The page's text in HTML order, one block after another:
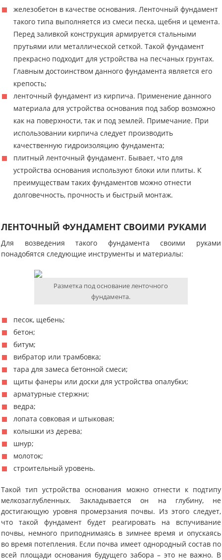
железобетон в качестве основания. Ленточный фундамент
такого типа выполняется из смеси песка, щебня и цемента.
Перед заливкой конструкция армируется стальными
прутьями или металлической сеткой. Такой фундамент
прекрасно подходит для устройства на песчаных грунтах.
Главным достоинством данного фундамента является его
крепость;
ленточный фундамент из кирпича. Применение данного
материала для устройства основания под забор возможно
как на поверхности, так и под землей. Примечание. При
использовании кирпича следует производить
качественную гидроизоляцию фундамента;
плитный ленточный фундамент. Бывает, что для
устройства основания используют блоки или плиты. К
преимуществам таких фундаментов можно отнести
долговечность, прочность и быстрый монтаж.
ЛЕНТОЧНЫЙ ФУНДАМЕНТ СВОИМИ РУКАМИ
Для возведения такого фундамента своими руками
понадобятся следующие инструменты и материалы:
Разметка под основание ленточного
фундамента.
песок, щебень;
бетон;
битум;
вибратор или трамбовка;
тара для замеса бетонной смеси;
щиты фанеры или доски для устройства опалубки;
арматурные стержни;
ведра;
лопата совковая и штыковая;
колышки из дерева;
шнур;
молоток;
строительный уровень.
Такой тип устройства основания можно отнести к подтипу
мелкозаглубленных. Закладывается он на глубину, не
достигающую уровня промерзания почвы. Из этого следует,
что такой фундамент будет реагировать на вспучивание
почвы, немного приподнимаясь в зимнее время и опускаясь
во время потепления. Если почва имеет однородный состав по
всей площади основания будущего забора – это не важно. В